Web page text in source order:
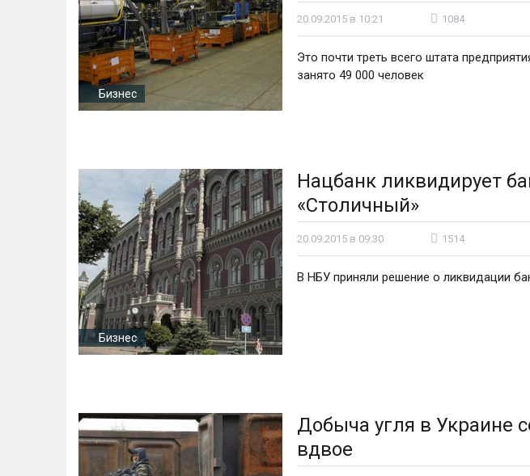
Бизнес
20.09.2015 в 10:21 1084
Это почти треть всего штата
занято 49 000 человек
Бизнес
Нацбанк ликвидирует
«Столичный»
20.09.2015 в 09:30 1514
В НБУ приняли решение о ликвидации
Добыча угля в Украине
вдвое